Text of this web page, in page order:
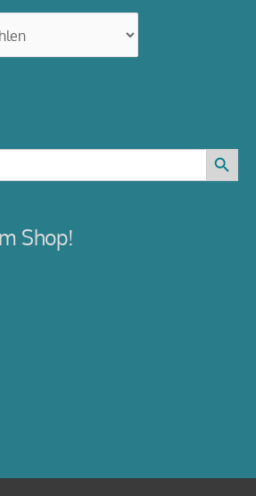
Search Button
Shop!